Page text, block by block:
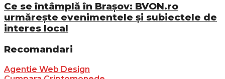
Ce se întâmplă în Brașov: BVON.ro
urmărește evenimentele și subiectele de
interes local
Recomandari
Agentie Web Design